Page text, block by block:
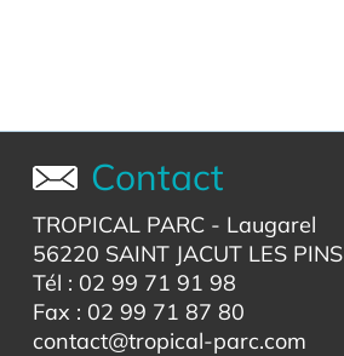
Contact
TROPICAL PARC- Laugarel
56220 SAINT JACUT LES PINS
Tél : 02 99 71 91 98
Fax : 02 99 71 87 80
contact@tropical-parc.com